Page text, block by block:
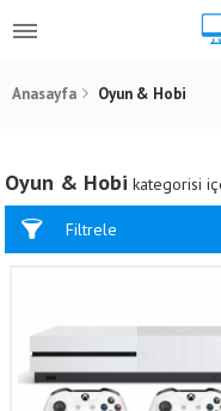
Anasayfa Oyun & Hobi
Oyun & Hobi kategorisi
Filtrele